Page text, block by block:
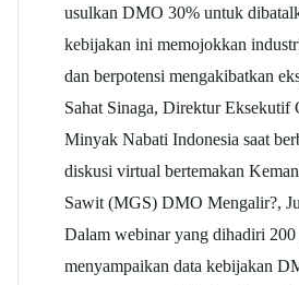
usulkan DMO 30% untuk
kebijakan ini memojokkan
dan berpotensi mengakibatkan
Sahat Sinaga, Direktur Eksekutif
Minyak Nabati Indonesia saat
diskusi virtual bertemakan
Sawit (MGS) DMO Mengalir?,
Dalam webinar yang dihadiri 200
menyampaikan data kebijakan